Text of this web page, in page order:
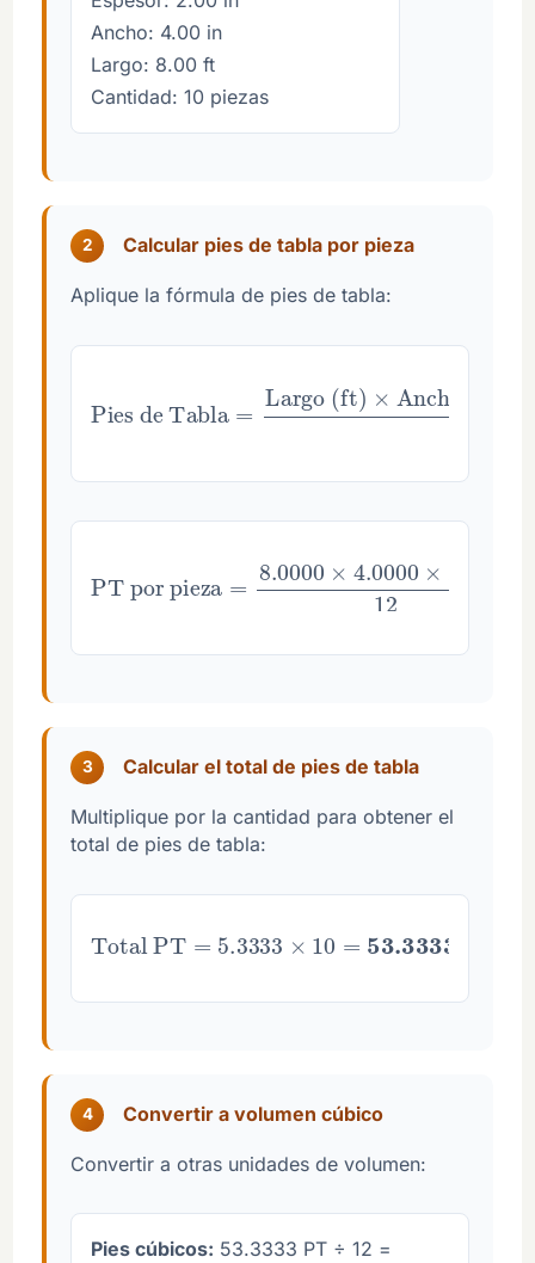
Ancho: 4.00 in
Largo: 8.00 ft
Cantidad: 10 piezas
2 Calcular pies de tabla por pieza
Aplique la fórmula de pies de tabla:
Largo (ft)×
Espesor (in)12
×4.0000×2.0000
5.3333
3 Calcular el total de pies de tabla
Multiplique por la cantidad para obtener el
total de pies de tabla:
Total PT=5.3333 ×10= 53.3333
pies de tabla
4 Convertir a volumen cúbico
Convertir a otras unidades de volumen:
Pies cúbicos: 53.3333 PT ÷ 12 =